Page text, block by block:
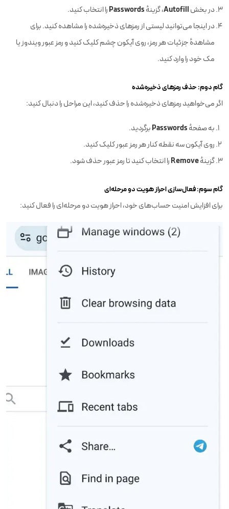
در بخشAutofill، گزینهٔPasswordsرا انتخاب کنید.
در اینجا می‌توانید لیستی از رمزهای ذخیره‌شده را مشاهده کنید. برای
مشاهدهٔ جزئیات هر رمز، روی آیکون چشم کلیک کنید و رمز عبور ویندوز یا
مک خود را وارد کنید.
گام دوم: حذف رمزهای ذخیره‌شده
اگر می‌خواهید رمزهای ذخیره‌شده را حذف کنید، این مراحل را دنبال کنید:
به صفحهٔPasswordsبرگردید.
روی آیکون سه نقطه کنار هر رمز عبور کلیک کنید.
گزینهٔRemoveرا انتخاب کنید تا رمز عبور حذف شود.
گام سوم: فعال‌سازی احراز هویت دو مرحله‌ای
برای افزایش امنیت حساب‌های خود، احراز هویت دو مرحله‌ای را فعال کنید: